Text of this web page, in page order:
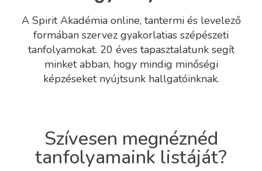
A Spirit Akadémia online, tantermi és levelező
formában szervez gyakorlatias szépészeti
tanfolyamokat. 20 éves tapasztalatunk segít
minket abban, hogy mindig minőségi
képzéseket nyújtsunk hallgatóinknak.
Szívesen megnéznéd
tanfolyamaink listáját?